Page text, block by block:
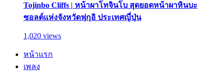
Tojinbo Cliffs | หน้าผาโทจินโบ สุดยอดหน้าผาหินบะ
ซอลต์แห่งจังหวัดฟุกุอิ ประเทศญี่ปุ่น
1,020 views
หน้าแรก
เพลง